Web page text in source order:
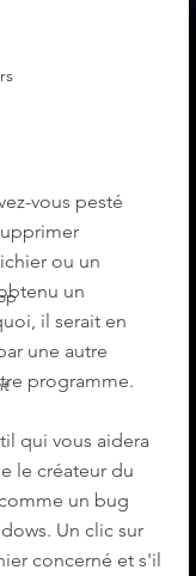
vous pesté
ou un
un
il serait en
une autre
programme.
qui vous aidera
le créateur du
un bug
Un clic sur
concerné et s'il